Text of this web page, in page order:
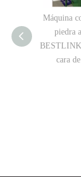
Máquina
piedra
cara